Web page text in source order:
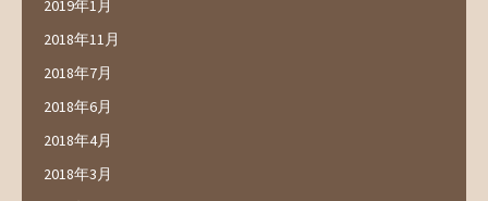
2019年1月
2018年11月
2018年7月
2018年6月
2018年4月
2018年3月